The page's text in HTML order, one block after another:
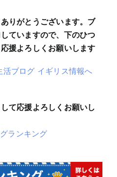
りがとうございます。ブ
ていますので、下のひつ
援よろしくお願いします
て応援よろしくお願いし
ランキング